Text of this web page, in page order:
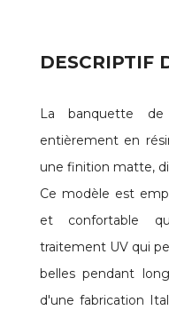
DESCRIPTIF
La banquette
entièrement en
une finition matte,
Ce modèle est
et confortable
traitement UV qui
belles pendant
d'une fabrication